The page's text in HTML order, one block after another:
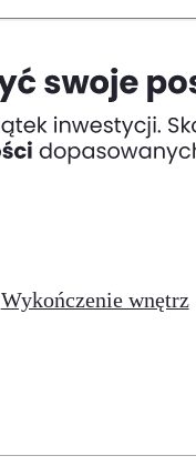
Wykończenie wnętrz